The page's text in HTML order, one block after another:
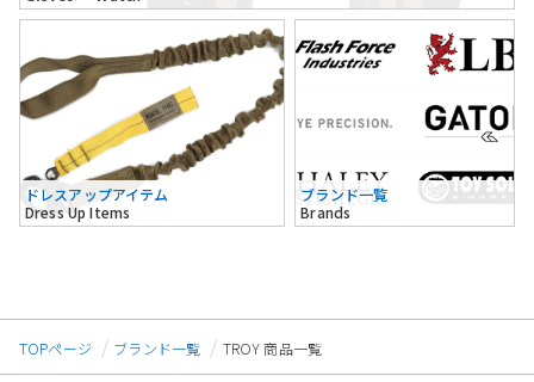
ドレスアップアイテム
Dress Up Items
ブランド一覧
Brands
TOPページ ブランド一覧 TROY 商品一覧